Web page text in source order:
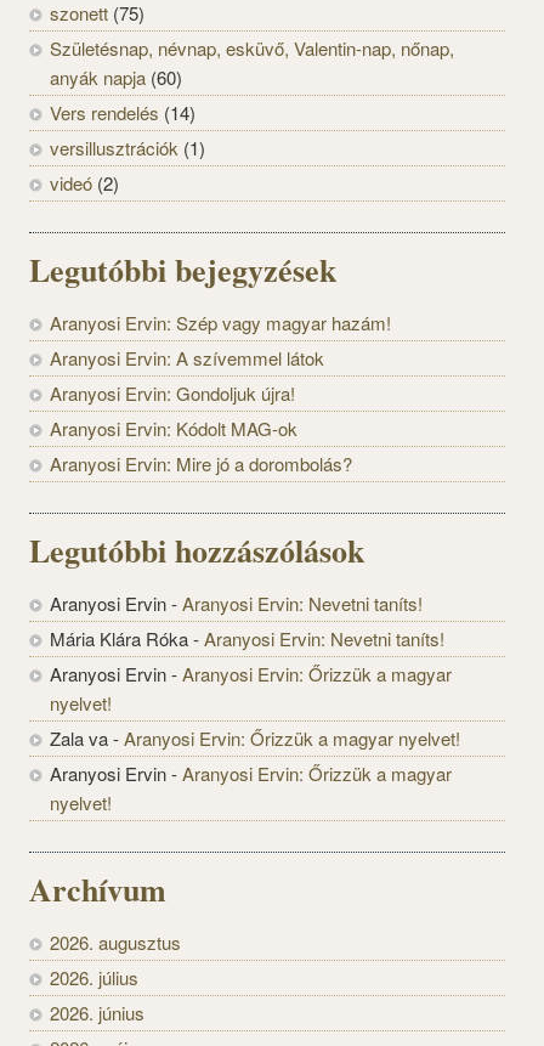
szonett (75)
Születésnap, névnap, esküvő, Valentin-nap, nőnap,
anyák napja (60)
Vers rendelés (14)
versillusztrációk (1)
videó (2)
Legutóbbi bejegyzések
Aranyosi Ervin: Szép vagy magyar hazám!
Aranyosi Ervin: A szívemmel látok
Aranyosi Ervin: Gondoljuk újra!
Aranyosi Ervin: Kódolt MAG-ok
Aranyosi Ervin: Mire jó a dorombolás?
Legutóbbi hozzászólások
Aranyosi Ervin-Aranyosi Ervin: Nevetni taníts!
Mária Klára Róka-Aranyosi Ervin: Nevetni taníts!
Aranyosi Ervin-Aranyosi Ervin: Őrizzük a magyar
nyelvet!
Zala va-Aranyosi Ervin: Őrizzük a magyar nyelvet!
Aranyosi Ervin-Aranyosi Ervin: Őrizzük a magyar
nyelvet!
Archívum
2026. augusztus
2026. július
2026. június